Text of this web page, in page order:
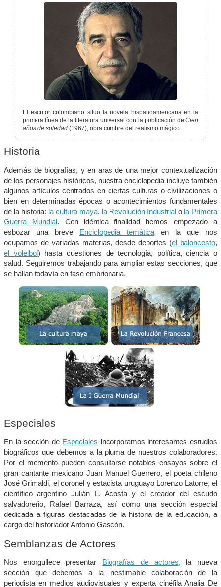
El escritor colombiano situó la novela hispanoamericana en la
primera línea de la literatura universal con la publicación deCien
años de soledad(1967), obra cumbre del realismo mágico.
Historia
Además de biografías, y en aras de una mejor contextualización
de los personajes históricos, nuestra enciclopedia incluye también
algunos artículos centrados en ciertas culturas o civilizaciones o
bien en determinadas épocas o acontecimientos fundamentales
de la historia: la cultura maya, la Revolución Industrial o la Primera
Guerra Mundial. Con idéntica finalidad hemos empezado a
esbozar una breve Enciclopedia temática en la que nos
ocupamos de variadas materias, desde deportes (el baloncesto,
el voleibol) hasta cuestiones de tecnología, política, ciencia o
salud. Seguiremos trabajando para ampliar estas secciones, que
se hallan todavía en fase embrionaria.
Especiales
En la sección de Especiales incorporamos interesantes estudios
biográficos que debemos a la pluma de nuestros colaboradores.
Por el momento pueden consultarse notables ensayos sobre el
gran cantante mexicano Juan Manuel Guerrero, el poeta chileno
José Grimaldi, el coronel y estadista uruguayo Lorenzo Latorre, el
científico argentino Julián L. Acosta y el creador del escudo
salvadoreño, Rafael Barraza, así como una sección especial
dedicada a figuras destacadas de la historia de la educación, a
cargo del historiador Antonio Gascón.
Semblanzas de Actores
Nos enorgullece presentar Biografías de actores, la nueva
sección que debemos a la inestimable colaboración de la
periodista en medios audiovisuales y experta cinéfila Analia De